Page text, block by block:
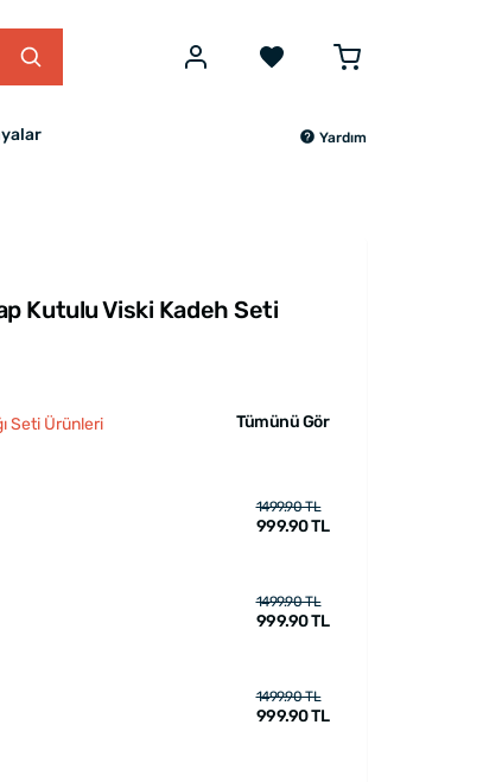
Yardım
Kutulu Viski Kadeh Seti
Seti Ürünleri Tümünü Gör
1499.90 TL
999.90 TL
1499.90 TL
999.90 TL
1499.90 TL
999.90 TL